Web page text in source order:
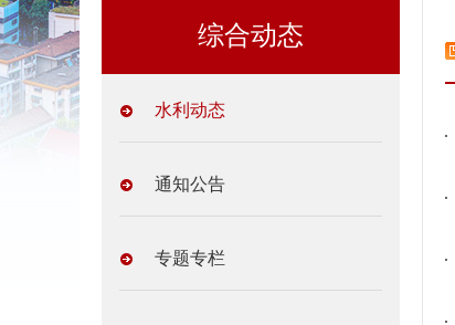
综合动态
水利动态
通知公告
专题专栏